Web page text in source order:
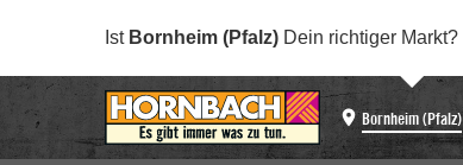
Ist Bornheim (Pfalz) Dein richtiger Markt?
Bornheim (Pfalz)